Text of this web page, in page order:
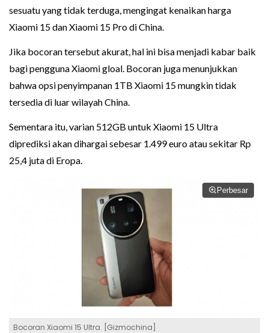
sesuatu yang tidak terduga, mengingat kenaikan harga
Xiaomi 15 dan Xiaomi 15 Pro di China.
Jika bocoran tersebut akurat, hal ini bisa menjadi kabar baik
bagi pengguna Xiaomi gloal. Bocoran juga menunjukkan
bahwa opsi penyimpanan 1TB Xiaomi 15 mungkin tidak
tersedia di luar wilayah China.
Sementara itu, varian 512GB untuk Xiaomi 15 Ultra
diprediksi akan dihargai sebesar 1.499 euro atau sekitar Rp
25,4 juta di Eropa.
Perbesar
Bocoran Xiaomi 15 Ultra. [Gizmochina]